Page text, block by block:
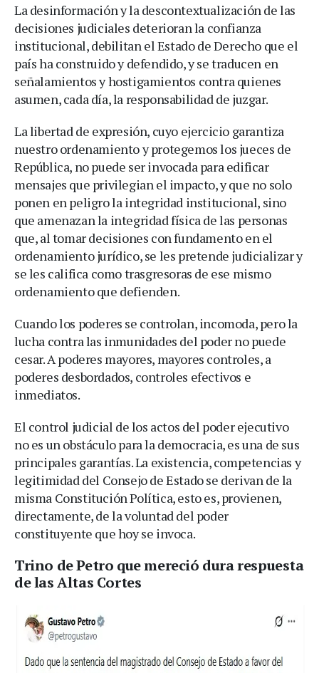
La desinformación y la descontextualización de las
decisiones judiciales deterioran la confianza
institucional, debilitan el Estado de Derecho que el
país ha construido y defendido, y se traducen en
señalamientos y hostigamientos contra quienes
asumen, cada día, la responsabilidad de juzgar.
La libertad de expresión, cuyo ejercicio garantiza
nuestro ordenamiento y protegemos los jueces de
República, no puede ser invocada para edificar
mensajes que privilegian el impacto, y que no solo
ponen en peligro la integridad institucional, sino
que amenazan la integridad física de las personas
que, al tomar decisiones con fundamento en el
ordenamiento jurídico, se les pretende judicializar y
se les califica como trasgresoras de ese mismo
ordenamiento que defienden.
Cuando los poderes se controlan, incomoda, pero la
lucha contra las inmunidades del poder no puede
cesar. A poderes mayores, mayores controles, a
poderes desbordados, controles efectivos e
inmediatos.
El control judicial de los actos del poder ejecutivo
no es un obstáculo para la democracia, es una de sus
principales garantías. La existencia, competencias y
legitimidad del Consejo de Estado se derivan de la
misma Constitución Política, esto es, provienen,
directamente, de la voluntad del poder
constituyente que hoy se invoca.
Trino de Petro que mereció dura respuesta
de las Altas Cortes